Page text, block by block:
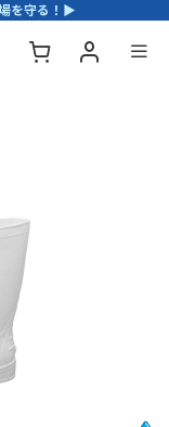
を守る！▶